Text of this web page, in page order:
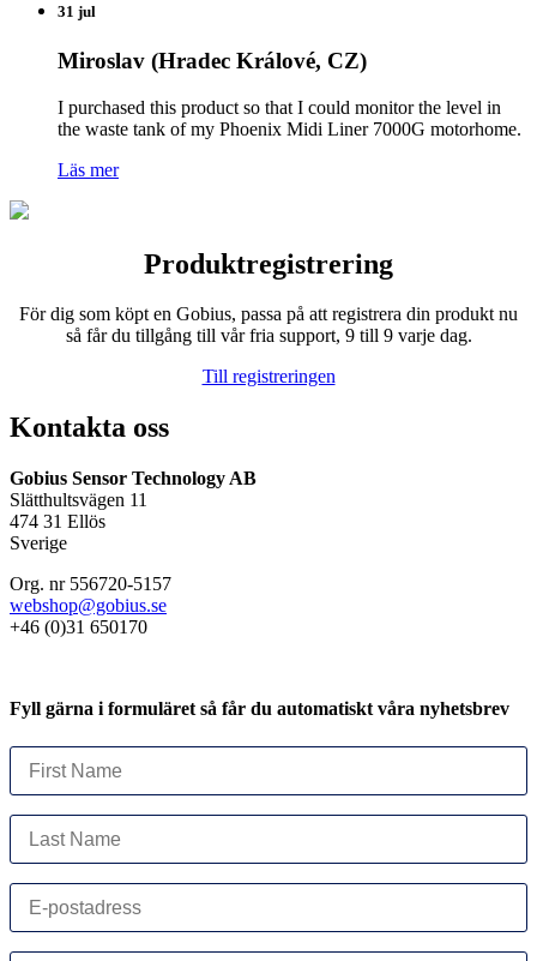
31 jul
Miroslav (Hradec Králové, CZ)
I purchased this product so that I could monitor the level in
the waste tank of my Phoenix Midi Liner 7000G motorhome.
Läs mer
Produktregistrering
För dig som köpt en Gobius, passa på att registrera din produkt nu
så får du tillgång till vår fria support, 9 till 9 varje dag.
Till registreringen
Kontakta oss
Gobius Sensor Technology AB
Slätthultsvägen 11
474 31 Ellös
Sverige
Org. nr 556720-5157
webshop@gobius.se
+46 (0)31 650170
Fyll gärna i formuläret så får du automatiskt våra nyhetsbrev